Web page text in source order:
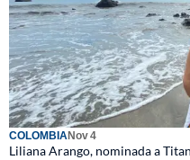
COLOMBIANov 4
Liliana Arango, nominada a